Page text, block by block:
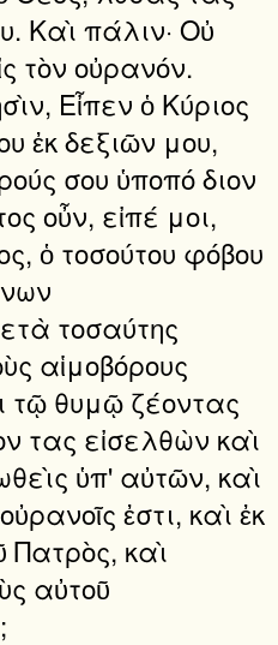
Καὶ πάλιν· Οὐ
τὸν οὐρανόν.
Εἶπεν ὁ Κύριος
ἐκ δεξιῶν μου,
σου ὑποπό διον
οὖν, εἰπέ μοι,
ὁ τοσούτου φόβου
τοσαύτης
αἱμοβόρους
τῷ θυμῷ ζέοντας
τας εἰσελθὼν καὶ
ὑπ' αὐτῶν, καὶ
ἐστι, καὶ ἐκ
Πατρὸς, καὶ
αὐτοῦ